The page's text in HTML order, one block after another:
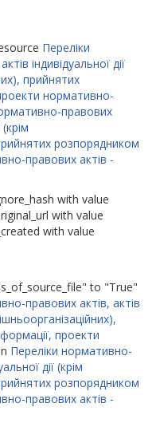
Переліки
індивідуальної дії
прийнятих
нормативно-
правових
(крім
розпорядником
правових актів -
with value
with value
with value
to
True
правових актів, актів
проекти
Переліки нормативно-
дії (крім
розпорядником
правових актів -